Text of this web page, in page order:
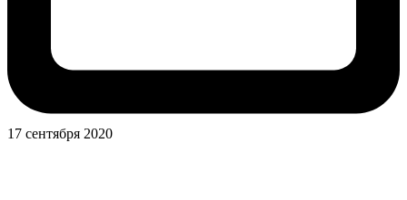
17 сентября 2020